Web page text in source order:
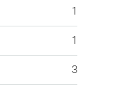
1
1
3